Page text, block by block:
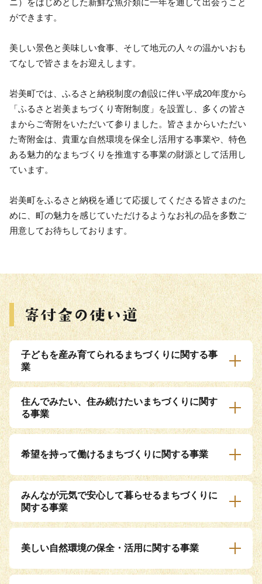
ができます。
美しい景色と美味しい食事、そして地元の人々の温かいおも
てなしで皆さまをお迎えします。
岩美町では、ふるさと納税制度の創設に伴い平成20年度から
「ふるさと岩美まちづくり寄附制度」を設置し、多くの皆さ
まからご寄附をいただいて参りました。皆さまからいただい
た寄附金は、貴重な自然環境を保全し活用する事業や、特色
ある魅力的なまちづくりを推進する事業の財源として活用し
ています。
岩美町をふるさと納税を通じて応援してくださる皆さまのた
めに、町の魅力を感じていただけるようなお礼の品を多数ご
用意してお待ちしております。
子どもを産み育てられるまちづくりに関する事
業
住んでみたい、住み続けたいまちづくりに関す
る事業
希望を持って働けるまちづくりに関する事業
みんなが元気で安心して暮らせるまちづくりに
関する事業
美しい自然環境の保全・活用に関する事業